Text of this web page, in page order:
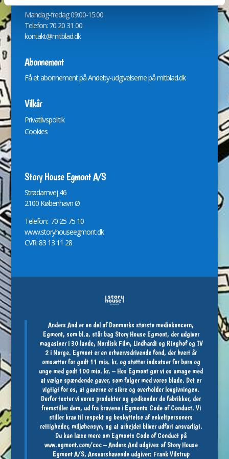
Mandag-fredag 09:00-15:00
Telefon: 70 20 31 00
kontakt@mitblad.dk
Abonnement
Få et abonnement på Andeby-udgivelserne påmitblad.dk
Vilkår
Privatlivspolitik
Cookies
Story House Egmont A/S
Strødamvej 46
2100 København Ø
Telefon: 70 25 75 10
www.storyhouseegmont.dk
CVR: 83 13 11 28
Anders And er en del af Danmarks største mediekoncern,
Egmont, som bl.a. står bag Story House Egmont, der udgiver
magasiner i 30 lande, Nordisk Film, Lindhardt og Ringhof og TV
2 i Norge. Egmont er en erhvervsdrivende fond, der hvert år
omsætter for godt 11 mia. kr. og støtter indsatser for børn og
unge med godt 100 mio. kr. – Hos Egmont gør vi os umage med
at vælge spændende gaver, som følger med vores blade. Det er
vigtigt for os, at gaverne er sikre og overholder lovgivningen.
Derfor tester vi vores produkter og godkender de fabrikker, der
fremstiller dem, ud fra kravene i Egmonts Code of Conduct. Vi
stiller krav til respekt og beskyttelse af enkeltpersoners
rettigheder, miljøhensyn, og at arbejdet bliver udført ansvarligt.
Du kan læse mere om Egmonts Code of Conduct på
www.egmont.com/coc– Anders And udgives af Story House
Egmont A/S, Ansvarshavende udgiver: Frank Vilstrup